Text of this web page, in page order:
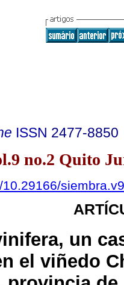
ISSN 2477-8850
no.2 Quito
un
el viñedo